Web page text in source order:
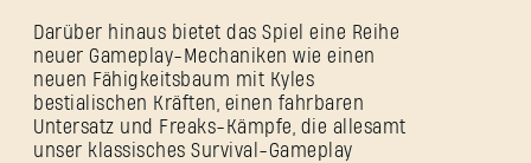
Darüber hinaus bietet das Spiel eine Reihe
neuer Gameplay-Mechaniken wie einen
neuen Fähigkeitsbaum mit Kyles
bestialischen Kräften, einen fahrbaren
Untersatz und Freaks-Kämpfe, die allesamt
unser klassisches Survival-Gameplay